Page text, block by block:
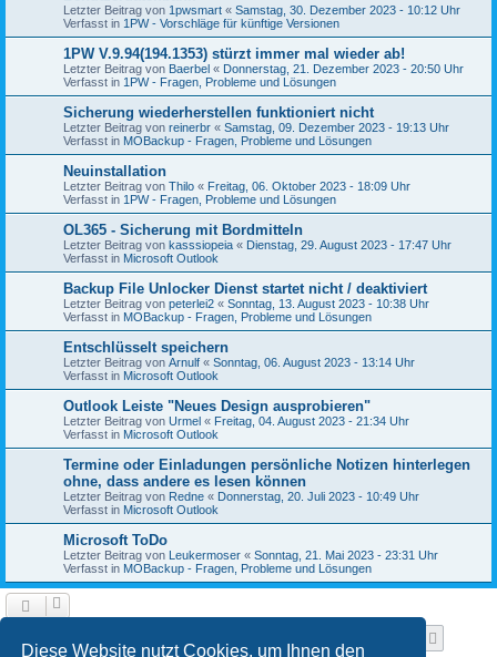
Diese Website nutzt Cookies, um Ihnen den
Letzter Beitrag von 1pwsmart « Samstag, 30. Dezember 2023 - 10:12 Uhr
Verfasst in 1PW - Vorschläge für künftige Versionen
1PW V.9.94(194.1353) stürzt immer mal wieder ab!
Letzter Beitrag von Baerbel « Donnerstag, 21. Dezember 2023 - 20:50 Uhr
Verfasst in 1PW - Fragen, Probleme und Lösungen
Sicherung wiederherstellen funktioniert nicht
Letzter Beitrag von reinerbr « Samstag, 09. Dezember 2023 - 19:13 Uhr
Verfasst in MOBackup - Fragen, Probleme und Lösungen
Neuinstallation
Letzter Beitrag von Thilo « Freitag, 06. Oktober 2023 - 18:09 Uhr
Verfasst in 1PW - Fragen, Probleme und Lösungen
OL365 - Sicherung mit Bordmitteln
Letzter Beitrag von kasssiopeia « Dienstag, 29. August 2023 - 17:47 Uhr
Verfasst in Microsoft Outlook
Backup File Unlocker Dienst startet nicht / deaktiviert
Letzter Beitrag von peterlei2 « Sonntag, 13. August 2023 - 10:38 Uhr
Verfasst in MOBackup - Fragen, Probleme und Lösungen
Entschlüsselt speichern
Letzter Beitrag von Arnulf « Sonntag, 06. August 2023 - 13:14 Uhr
Verfasst in Microsoft Outlook
Outlook Leiste "Neues Design ausprobieren"
Letzter Beitrag von Urmel « Freitag, 04. August 2023 - 21:34 Uhr
Verfasst in Microsoft Outlook
Termine oder Einladungen persönliche Notizen hinterlegen
ohne, dass andere es lesen können
Letzter Beitrag von Redne « Donnerstag, 20. Juli 2023 - 10:49 Uhr
Verfasst in Microsoft Outlook
Microsoft ToDo
Letzter Beitrag von Leukermoser « Sonntag, 21. Mai 2023 - 23:31 Uhr
Verfasst in MOBackup - Fragen, Probleme und Lösungen